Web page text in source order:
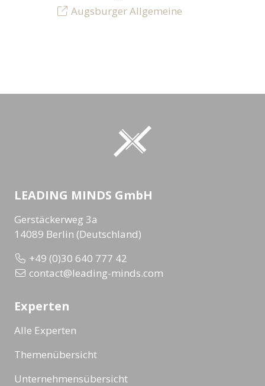
Augsburger Allgemeine
LEADING MINDS GmbH
Gerstäckerweg 3a
14089 Berlin (Deutschland)
+49 (0)30 640 777 42
contact@leading-minds.com
Experten
Alle Experten
Themenübersicht
Unternehmensübersicht